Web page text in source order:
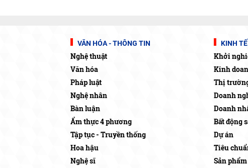
VĂN HÓA - THÔNG TIN
Nghệ thuật
Văn hóa
Pháp luật
Nghệ nhân
Bàn luận
Ẩm thực 4 phương
Tập tục - Truyền thống
Hoa hậu
Nghệ sĩ
KINH
Khởi
Kinh
Thị
Doanh
Doanh
Bất động
Dự án
Tiêu
Sản